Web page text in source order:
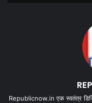
Republicnow.in एक स्वतंत्र